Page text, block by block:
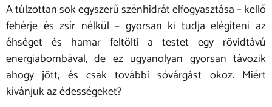
A túlzottan sok egyszerű szénhidrát elfogyasztása – kellő
fehérje és zsír nélkül – gyorsan ki tudja elégíteni az
éhséget és hamar feltölti a testet egy rövidtávú
energiabombával, de ez ugyanolyan gyorsan távozik
ahogy jött, és csak további sóvárgást okoz. Miért
kívánjuk az édességeket?